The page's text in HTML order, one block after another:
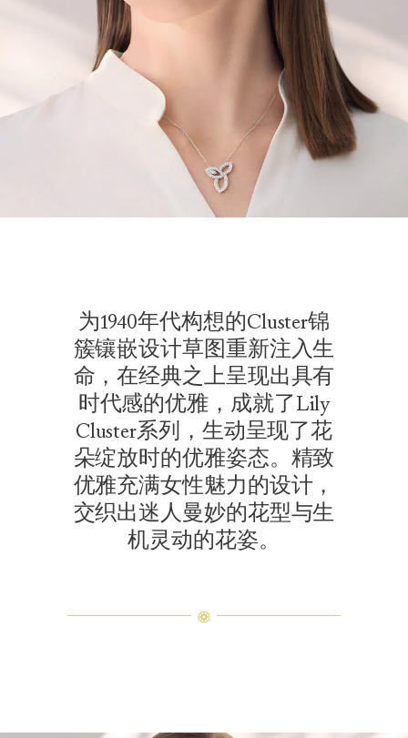
为1940年代构想的Cluster锦
簇镶嵌设计草图重新注入生
命，在经典之上呈现出具有
时代感的优雅，成就了Lily
Cluster系列，生动呈现了花
朵绽放时的优雅姿态。精致
优雅充满女性魅力的设计，
交织出迷人曼妙的花型与生
机灵动的花姿。